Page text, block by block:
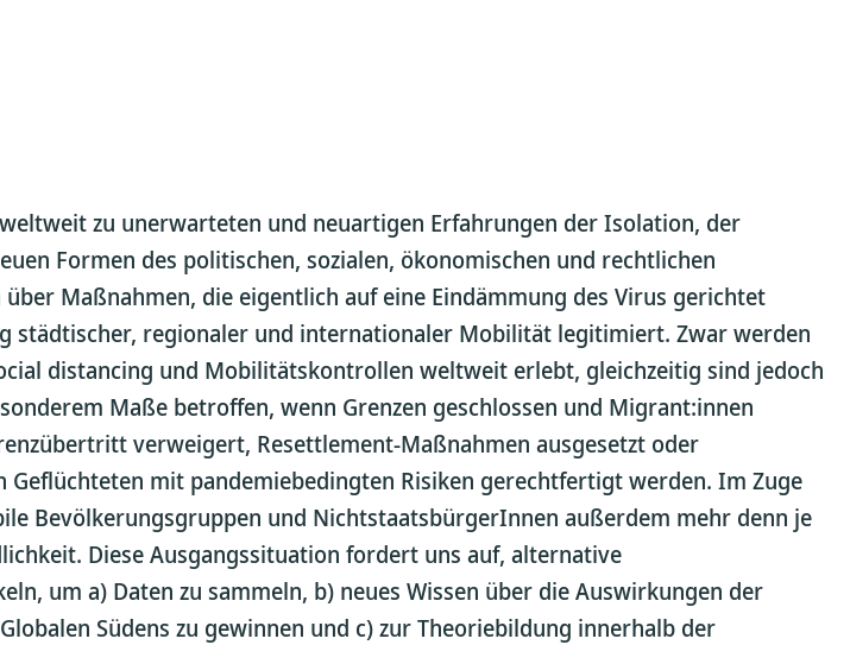
weltweit zu unerwarteten und neuartigen Erfahrungen der Isolation, der
Formen des politischen, sozialen, ökonomischen und rechtlichen
Maßnahmen, die eigentlich auf eine Eindämmung des Virus gerichtet
städtischer, regionaler und internationaler Mobilität legitimiert. Zwar werden
distancing und Mobilitätskontrollen weltweit erlebt, gleichzeitig sind jedoch
Maße betroffen, wenn Grenzen geschlossen und Migrant:innen
verweigert, Resettlement-Maßnahmen ausgesetzt oder
Geflüchteten mit pandemiebedingten Risiken gerechtfertigt werden. Im Zuge
Bevölkerungsgruppen und NichtstaatsbürgerInnen außerdem mehr denn je
Diese Ausgangssituation fordert uns auf, alternative
um a) Daten zu sammeln, b) neues Wissen über die Auswirkungen der
Südens zu gewinnen und c) zur Theoriebildung innerhalb der